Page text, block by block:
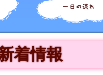
一日の流れ
着情報